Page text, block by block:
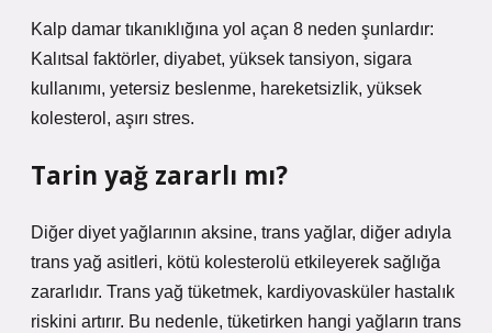
Kalp damar tıkanıklığına yol açan 8 neden şunlardır:
Kalıtsal faktörler, diyabet, yüksek tansiyon, sigara
kullanımı, yetersiz beslenme, hareketsizlik, yüksek
kolesterol, aşırı stres.
Tarin yağ zararlı mı?
Diğer diyet yağlarının aksine, trans yağlar, diğer adıyla
trans yağ asitleri, kötü kolesterolü etkileyerek sağlığa
zararlıdır. Trans yağ tüketmek, kardiyovasküler hastalık
riskini artırır. Bu nedenle, tüketirken hangi yağların trans